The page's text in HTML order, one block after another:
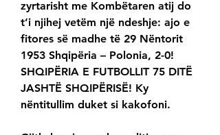
zyrtarisht me Kombëtaren atij do
t’i njihej vetëm një ndeshje: ajo e
fitores së madhe të 29 Nëntorit
1953 Shqipëria – Polonia, 2-0!
SHQIPËRIA E FUTBOLLIT 75 DITË
JASHTË SHQIPËRISË! Ky
nëntitullim duket si kakofoni.